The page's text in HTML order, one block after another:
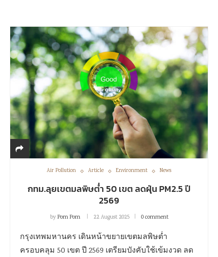
Air Pollution Article Environment News
กทม.ลุยเขตมลพิษต่ำ 50 เขต ลดฝุ่น PM2.5 ปี
2569
byPom Pom 22 August 2025 0 comment
กรุงเทพมหานคร เดินหน้าขยายเขตมลพิษต่ำ
ครอบคลุม 50 เขต ปี 2569 เตรียมบังคับใช้เข้มงวด ลด